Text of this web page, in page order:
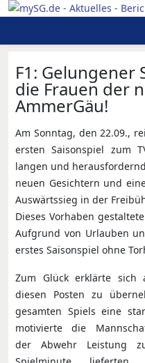
F1: Gelungener
die Frauen der
AmmerGäu!
Am Sonntag, den 22.09.,
ersten Saisonspiel zum
langen und
neuen Gesichtern und
Auswärtssieg in der
Dieses Vorhaben
Aufgrund von Urlauben
erstes Saisonspiel ohne
Zum Glück erklärte sich
diesen Posten zu
gesamten Spiels eine
motivierte die
der Abwehr Leistung